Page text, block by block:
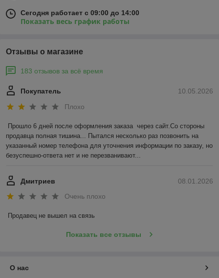
Сегодня работает с 09:00 до 14:00
Показать весь график работы
Отзывы о магазине
183 отзывов за всё время
10.05.2026
Покупатель
Плохо
Прошло 6 дней после оформления заказа  через сайт.Со стороны
продавца полная тишина... Пытался несколько раз позвонить на
указанный номер телефона для уточнения информации по заказу, но
безуспешно-ответа нет и не перезванивают...
08.01.2026
Дмитриев
Очень плохо
Продавец не вышел на связь
Показать все отзывы
О нас